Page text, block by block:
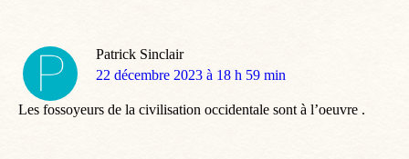
Patrick Sinclair
dit
22 décembre 2023 à 18 h 59 min
Les fossoyeurs de la civilisation occidentale sont à l’oeuvre .